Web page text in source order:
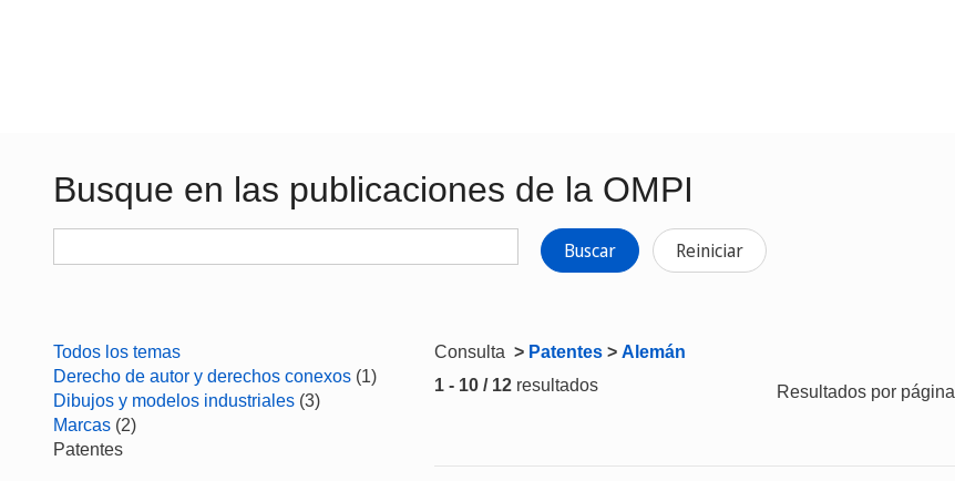
Busque en las publicaciones de la OMPI
Buscar Reiniciar
Todos los temas
Derecho de autor y derechos conexos (1)
Dibujos y modelos industriales (3)
Marcas (2)
Patentes
Consulta > Patentes > Alemán
1 - 10 / 12 resultados Resultados por página